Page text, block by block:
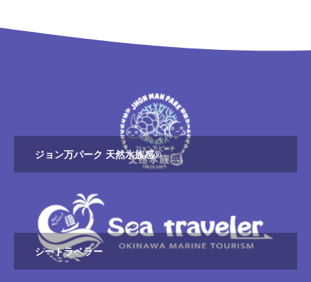
ジョン万パーク 天然水族感®
シートラベラー